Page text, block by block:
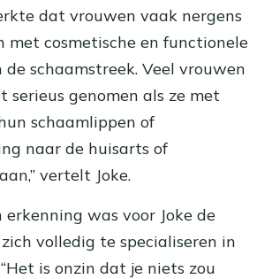
dat vrouwen vaak nergens
met cosmetische en functionele
schaamstreek. Veel vrouwen
serieus genomen als ze met
schaamlippen of
naar de huisarts of
vertelt Joke.
was voor Joke de
volledig te specialiseren in
is onzin dat je niets zou